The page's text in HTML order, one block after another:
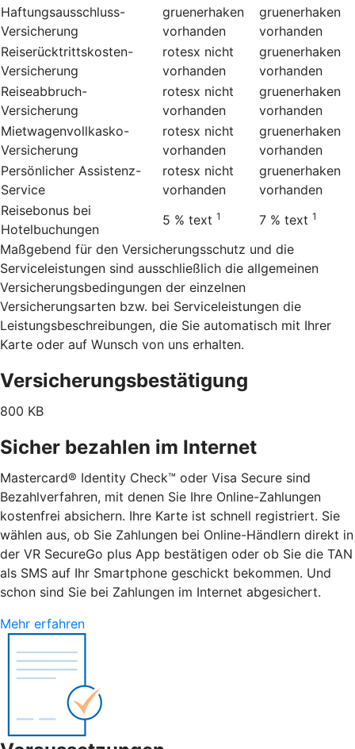
Haftungsausschluss-
Versicherung
gruenerhaken
vorhanden
gruenerhaken
vorhanden
Reiserücktrittskosten-
Versicherung
rotesx nicht
vorhanden
gruenerhaken
vorhanden
Reiseabbruch-
Versicherung
rotesx nicht
vorhanden
gruenerhaken
vorhanden
Mietwagenvollkasko-
Versicherung
rotesx nicht
vorhanden
gruenerhaken
vorhanden
Persönlicher Assistenz-
Service
rotesx nicht
vorhanden
gruenerhaken
vorhanden
Reisebonus bei
Hotelbuchungen
5 % text 1 7 % text 1
Maßgebend für den Versicherungsschutz und die
Serviceleistungen sind ausschließlich die allgemeinen
Versicherungsbedingungen der einzelnen
Versicherungsarten bzw. bei Serviceleistungen die
Leistungsbeschreibungen, die Sie automatisch mit Ihrer
Karte oder auf Wunsch von uns erhalten.
Versicherungsbestätigung
800 KB
Sicher bezahlen im Internet
Mastercard® Identity Check™ oder Visa Secure sind
Bezahlverfahren, mit denen Sie Ihre Online-Zahlungen
kostenfrei absichern. Ihre Karte ist schnell registriert. Sie
wählen aus, ob Sie Zahlungen bei Online-Händlern direkt in
der VR SecureGo plus App bestätigen oder ob Sie die TAN
als SMS auf Ihr Smartphone geschickt bekommen. Und
schon sind Sie bei Zahlungen im Internet abgesichert.
Mehr erfahren